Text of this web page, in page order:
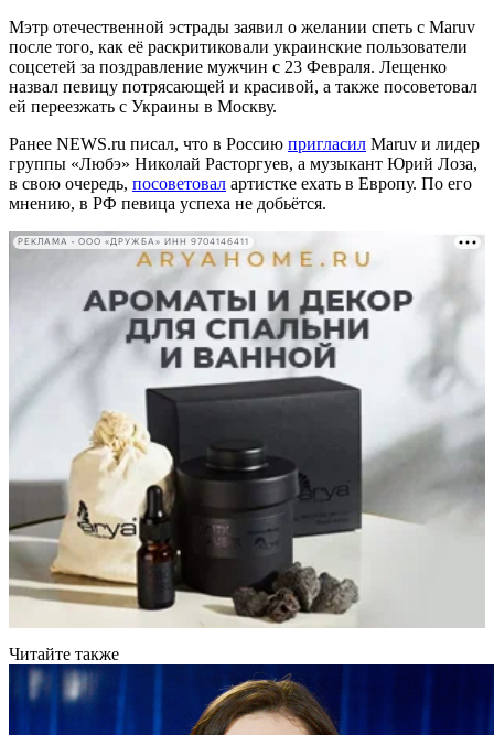
Мэтр отечественной эстрады заявил о желании спеть с Maruv
после того, как её раскритиковали украинские пользователи
соцсетей за поздравление мужчин с 23 Февраля. Лещенко
назвал певицу потрясающей и красивой, а также посоветовал
ей переезжать с Украины в Москву.
Ранее NEWS.ru писал, что в Россию пригласил Maruv и лидер
группы «Любэ» Николай Расторгуев, а музыкант Юрий Лоза,
в свою очередь, посоветовал артистке ехать в Европу. По его
мнению, в РФ певица успеха не добьётся.
РЕКЛАМА • ООО «ДРУЖБА» ИНН 9704146411
Читайте также